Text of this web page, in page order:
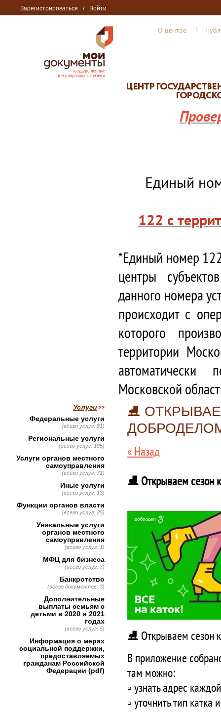
Зарегистрироваться / Войти
О центре
Единый
122 с
*Единый номер
центры
данного номера
происходит с
которого
территории
автоматически
Московской
⛸
« Назад
⛸ Открываем сезон
⛸ Открываем сезон
В приложение
там можно:
▫️ узнать адрес
▫️ уточнить тип
Услуги
Федеральные услуги
(всего услуг: 81)
Региональные услуги
(всего услуг: 195)
Услуги органов местного
самоуправления
(всего услуг: 71)
Иные услуги
(всего услуг: 13)
Функции органов власти
(всего услуг: 25)
Уникальные услуги
органов местного
самоуправления
(всего услуг: 1)
МФЦ для бизнеса
(всего услуг: 7)
Банкротство
(всего документов: 3)
Дополнительные
выплаты семьям с
детьми в 2020 и 2021
годах
(всего услуг: 5)
Информация о мерах
социальной поддержки,
предоставляемых
гражданам Российской
Федерации (pdf)